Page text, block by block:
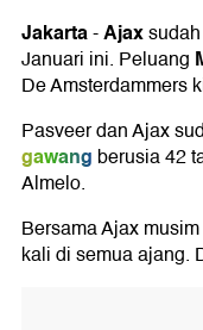
Jakarta-Ajax
Januari ini. Peluang
De Amsterdammers
Pasveer dan Ajax
gawang berusia 42
Almelo.
Bersama Ajax
kali di semua ajang.